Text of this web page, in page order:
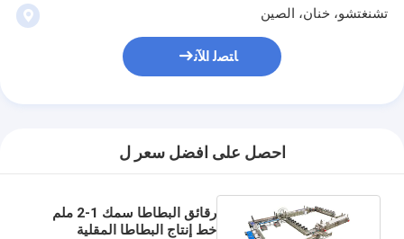
تشنغتشو، خنان، الصين
ﺎﺘﺼﻟ ﺍﻶﻧ
احصل على افضل سعر ل
رقائق البطاطا سمك 1-2 ملم
خط إنتاج البطاطا المقلية